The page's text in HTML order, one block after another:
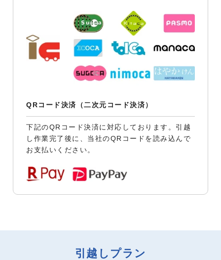
QRコード決済（二次元コード決済）
下記のQRコード決済に対応しております。引越
し作業完了後に、当社のQRコードを読み込んで
お支払いください。
引越しプラン